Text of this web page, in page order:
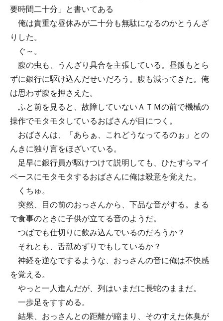
要時間二十分」と書いてある
俺は貴重な昼休みが二十分も無駄になるのかとうんざ
りした。
ぐ～。
腹の虫も、うんざり具合を主張している。昼飯もとら
ずに銀行に駆け込んだせいだろう。腹も減ってきた。俺
は思わず腹を押さえた。
ふと前を見ると、故障していないＡＴＭの前で機械の
操作でモタモタしているおばさんが目につく。
おばさんは、「あらぁ、これどうなってるのぉ」との
んきに独り言をほざいている。
足早に銀行員が駆けつけて説明しても、ひたすらマイ
ペースにモタモタするおばさんに俺は殺意を覚えた。
くちゅ。
突然、目の前のおっさんから、下品な音がする。まる
で食事のときに子供が立てる音のようだ。
つばでも仕切りに飲み込んでいるのだろうか？
それとも、舌舐めずりでもしているか？
神経を逆なでするような、おっさんの音に俺は不快感
を覚える。
やっと一人進んだが、列はいまだに長蛇のままだ。
一歩足をすすめる。
結果、おっさんとの距離が縮まり、そのすえた体臭が